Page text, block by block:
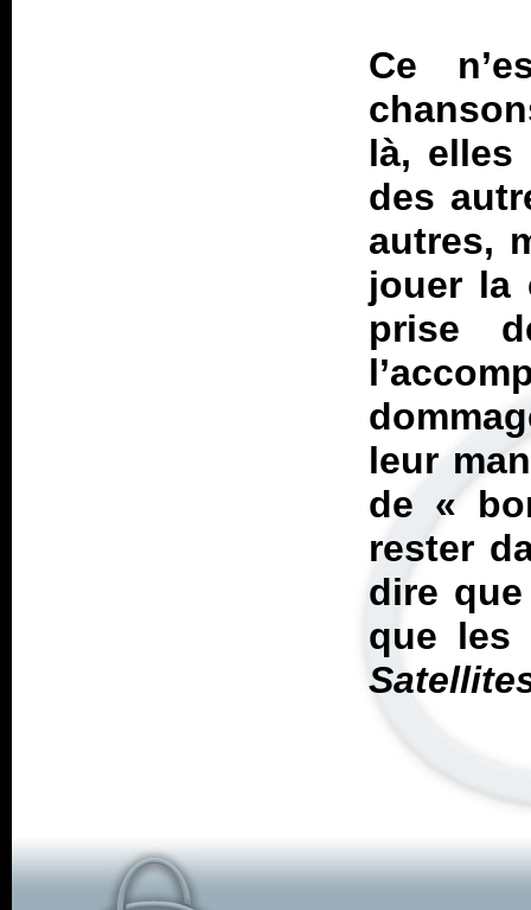
Ce
là, elles
des
autres,
jouer la
prise
leur
de «
rester
dire
que les